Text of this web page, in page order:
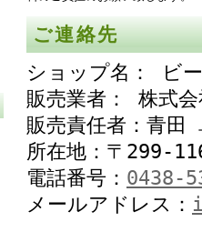
ご連絡先
ショップ名： ビ
販売業者： 株式
販売責任者：青田
所在地：〒299-
電話番号： 0438-
メールアドレス：